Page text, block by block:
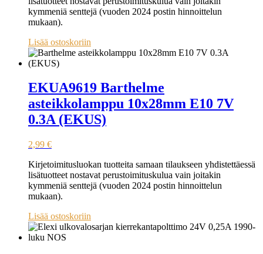
kymmeniä senttejä (vuoden 2024 postin hinnoittelun
mukaan).
Lisää ostoskoriin
EKUA9619 Barthelme
asteikkolamppu 10x28mm E10 7V
0.3A (EKUS)
2,99 €
Kirjetoimitusluokan tuotteita samaan tilaukseen yhdistettäessä
lisätuotteet nostavat perustoimituskulua vain joitakin
kymmeniä senttejä (vuoden 2024 postin hinnoittelun
mukaan).
Lisää ostoskoriin